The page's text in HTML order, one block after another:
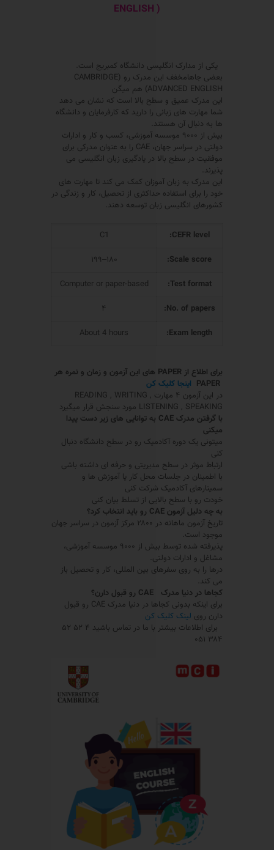
ENGLISH )
یکی از مدارک انگلیسی دانشگاه کمبریج است.
بعضی جاهامخفف این مدرک رو (CAMBRIDGE
ADVANCED ENGLISH) هم میگن
این مدرک عمیق و سطح بالا است که نشان می دهد
شما مهارت های زبانی را دارید که کارفرمایان و دانشگاه
ها به دنبال آن هستند.
بیش از ۹۰۰۰ موسسه آموزشی، کسب و کار و ادارات
دولتی در سراسر جهان، CAE را به عنوان مدرکی برای
موفقیت در سطح بالا در یادگیری زبان انگلیسی می
پذیرند.
این مدرک به زبان آموزان کمک می کند تا مهارت های
خود را برای استفاده حداکثری از تحصیل، کار و زندگی در
کشورهای انگلیسی زبان توسعه دهند.
CEFR level:
C1
Scale score:
۱۸۰–۱۹۹
Test format:
Computer or paper-based
No. of papers:
۴
Exam length:
About 4 hours
برای اطلاع از PAPER های این آزمون و زمان و نمره هر
اینجا کلیک کن
در این آزمون ۴ مهارت READING , WRITING ,
LISTENING , SPEAKING مورد سنجش قرار میگیرد
با گرفتن مدرک CAE به توانایی های زیر دست پیدا
میکنی
میتونی یک دوره آکادمیک رو در سطح دانشگاه دنبال
کنی
ارتباط موثر در سطح مدیریتی و حرفه ای داشته باشی
با اطمینان در جلسات محل کار یا آموزش ها و
سمینارهای آکادمیک شرکت کنی
خودت رو با سطح بالایی از تسلط بیان کنی
به چه دلیل آزمون CAE رو باید انتخاب کرد؟
تاریخ آزمون ماهانه در ۲۸۰۰ مرکز آزمون در سراسر جهان
موجود است.
پذیرفته شده توسط بیش از ۹۰۰۰ موسسه آموزشی،
مشاغل و ادارات دولتی.
درها را به روی سفرهای بین المللی، کار و تحصیل باز
می کند.
کجاها در دنیا مدرک
CAE رو قبول دارن؟
برای اینکه بدونی کجاها در دنیا مدرک CAE رو قبول
دارن روی لینک کلیک کن
برای اطلاعات بیشتر با ما در تماس باشید ۴ ۵۲ ۵۲
۳۸۴ ۰۵۱